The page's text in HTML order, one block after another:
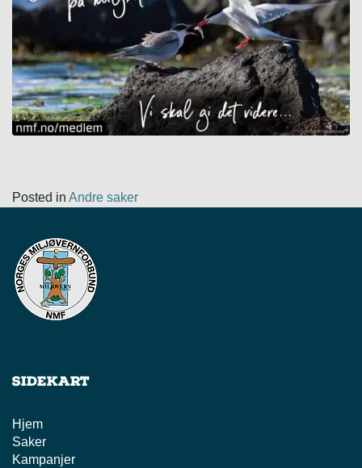
Posted in Andre saker
Sidekart
Hjem
Saker
Kampanjer